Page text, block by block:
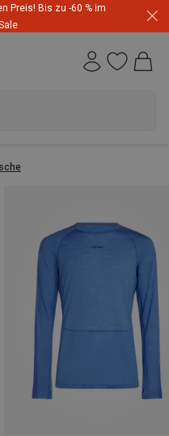
Preis! Bis zu -60 % im